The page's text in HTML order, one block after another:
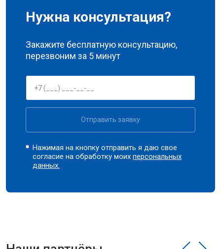
Нужна консультация?
Закажите бесплатную консультацию,
перезвоним за 5 минут
Отправить заявку
Нажимая на кнопку отправить я даю свое
согласие на обработку моихперсональных
данных.